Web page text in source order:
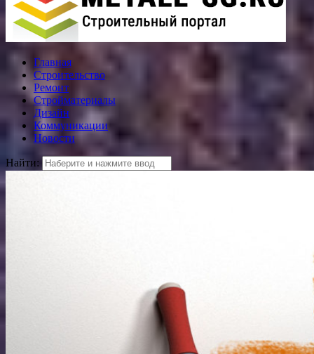
Главная
Строительство
Ремонт
Стройматериалы
Дизайн
Коммуникации
Новости
Найти: